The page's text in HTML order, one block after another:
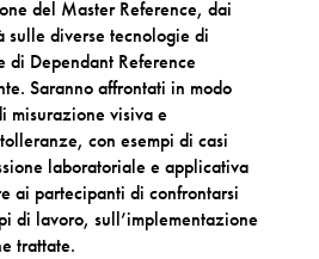
del Master Reference, dai
diverse tecnologie di
di Dependant Reference
Saranno affrontati in modo
misurazione visiva e
con esempi di casi
laboratoriale e applicativa
ai partecipanti di confrontarsi
di lavoro, sull’implementazione
trattate.